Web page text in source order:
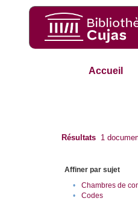
Accueil
Résultats 1
Affiner par sujet
•
Chambres de
•
Codes